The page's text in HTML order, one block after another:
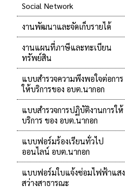
Social Network
งานพัฒนาและจัดเก็บรายได้
งานแผนที่ภาษีและทะเบียน
ทรัพย์สิน
แบบสำรวจความพึงพอใจต่อการ
ให้บริการของ อบต.นากอก
แบบสำรวจการปฏิบัติงานการให้
บริการ ของ อบต.นากอก
แบบฟอร์มร้องเรียนทั่วไป
ออนไลน์ อบต.นากอก
แบบฟอร์มใบแจ้งซ่อมไฟฟ้าแสง
สว่างสาธารณะ